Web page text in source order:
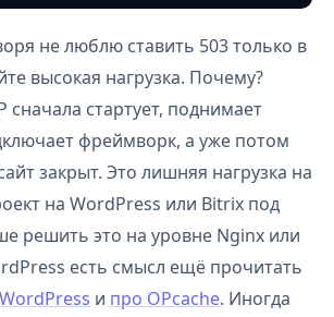
не люблю ставить 503 только в
высокая нагрузка. Почему?
сначала стартует, поднимает
фреймворк, а уже потом
закрыт. Это лишняя нагрузка на
на WordPress или Bitrix под
решить это на уровне Nginx или
есть смысл ещё прочитать
и про OPcache. Иногда